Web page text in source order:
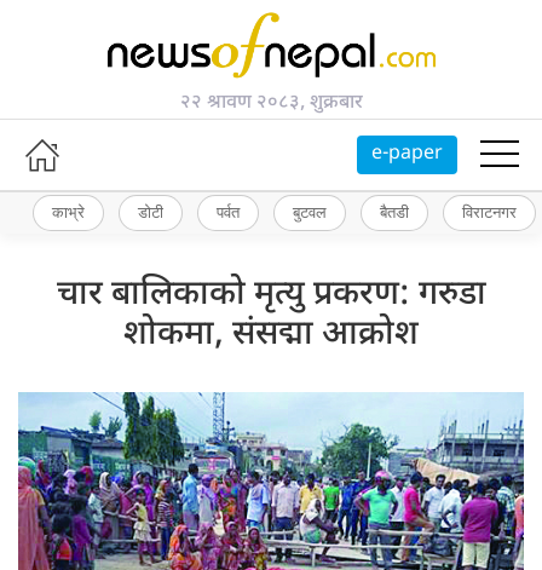
२२ श्रावण २०८३, शुक्रबार
e-paper
काभ्रे डोटी पर्वत बुटवल बैतडी विराटनगर
चार बालिकाको मृत्यु प्रकरण: गरुडा
शोकमा, संसद्मा आक्रोश